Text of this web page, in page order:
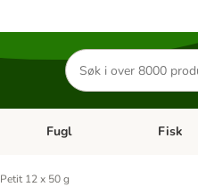
Søk
etter
produkter
Åpne kategorimeny: Små
Fugl Åpne
Fisk
12 x 50 g